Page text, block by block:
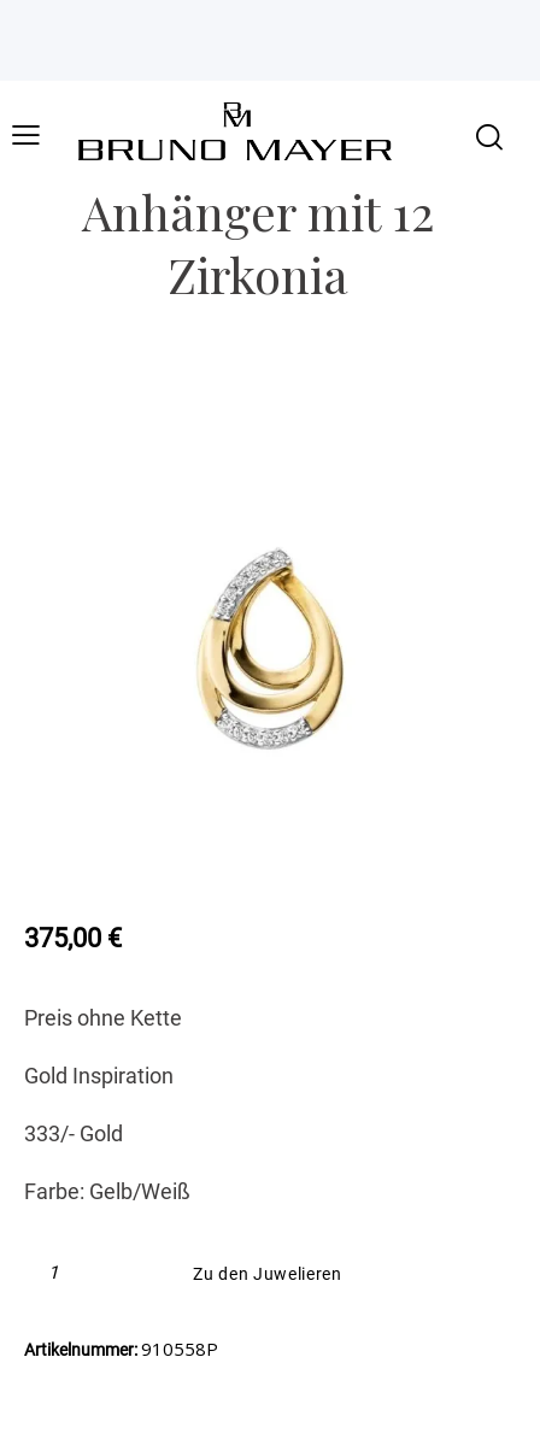
Anhänger mit 12
Zirkonia
375,00 €
Preis ohne Kette
Gold Inspiration
333/- Gold
Farbe: Gelb/Weiß
Zu den Juwelieren
Artikelnummer:910558P